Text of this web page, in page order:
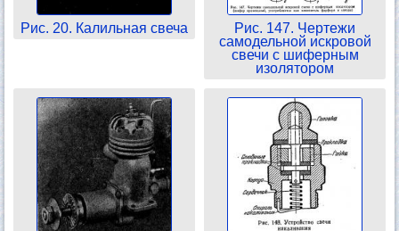
Рис. 20. Калильная свеча
Рис. 147. Чертежи
самодельной искровой
свечи с шиферным
изолятором